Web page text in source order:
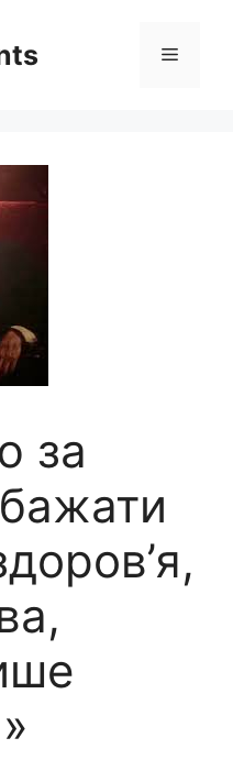
Меню
за